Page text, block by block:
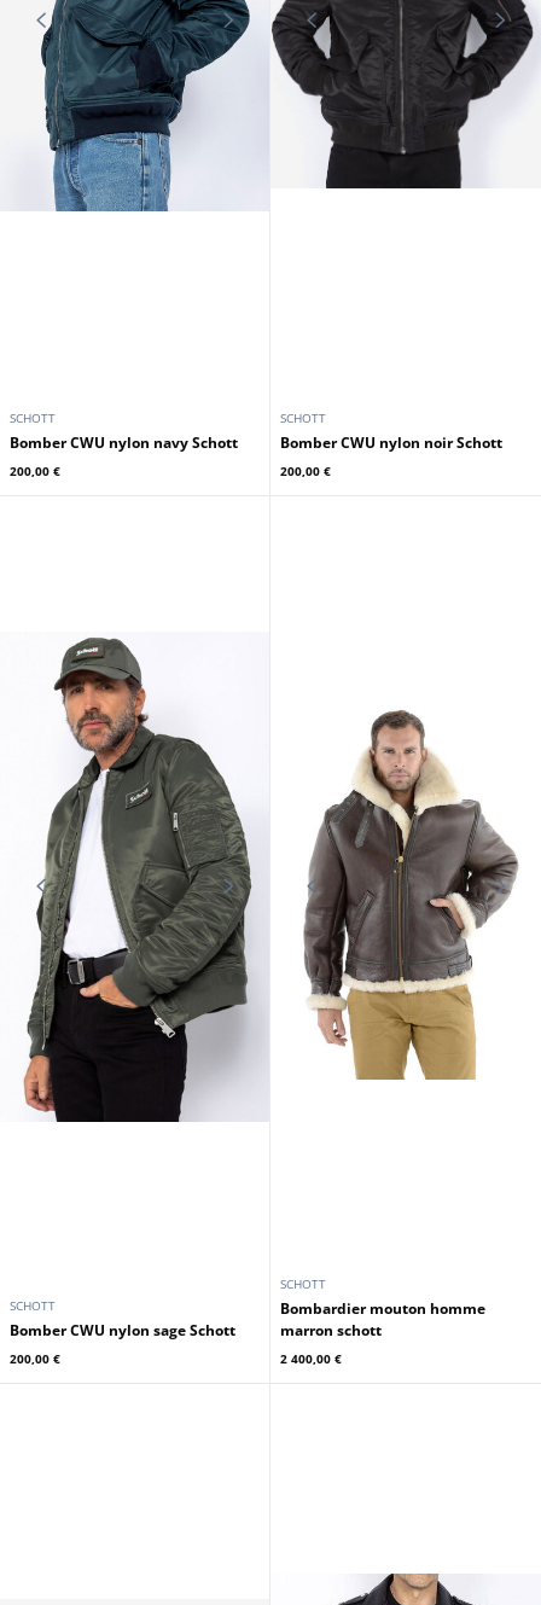
SCHOTT
Bomber CWU nylon navy Schott
200,00 €
SCHOTT
Bomber CWU nylon noir Schott
200,00 €
SCHOTT
Bomber CWU nylon sage Schott
200,00 €
SCHOTT
bombardier mouton homme
marron schott
2 400,00 €